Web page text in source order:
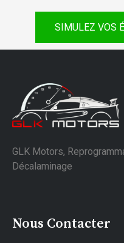
SIMULEZ VOS
GLK Motors,
Décalaminage
Nous Contacter